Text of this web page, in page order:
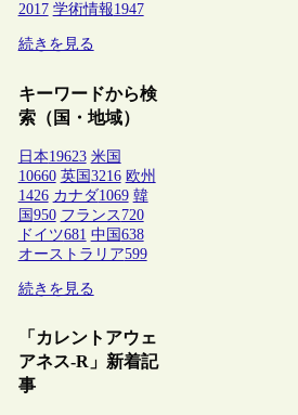
2017 学術情報1947
続きを見る
キーワードから検
索（国・地域）
日本19623 米国
10660 英国 3216 欧州
1426 カナダ1069 韓
国 950 フランス 720
ドイツ681 中国 638
オーストラリア599
続きを見る
「カレントアウェ
アネス-R」新着記
事